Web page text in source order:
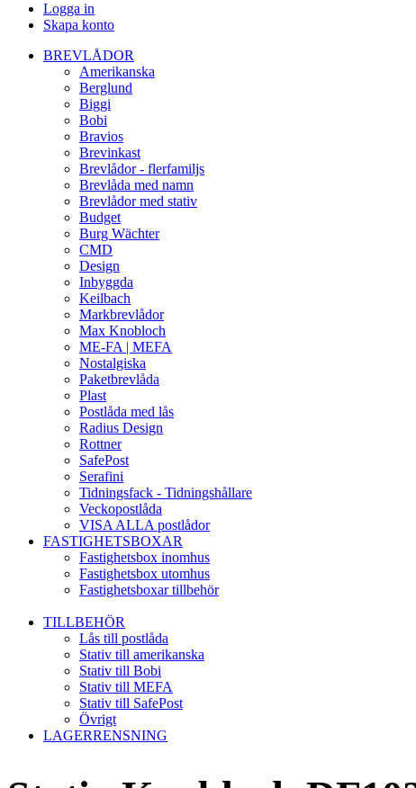
Logga in
Skapa konto
BREVLÅDOR
Amerikanska
Berglund
Biggi
Bobi
Bravios
Brevinkast
Brevlådor - flerfamiljs
Brevlåda med namn
Brevlådor med stativ
Budget
Burg Wächter
CMD
Design
Inbyggda
Keilbach
Markbrevlådor
Max Knobloch
ME-FA | MEFA
Nostalgiska
Paketbrevlåda
Plast
Postlåda med lås
Radius Design
Rottner
SafePost
Serafini
Tidningsfack - Tidningshållare
Veckopostlåda
VISA ALLA postlådor
FASTIGHETSBOXAR
Fastighetsbox inomhus
Fastighetsbox utomhus
Fastighetsboxar tillbehör
TILLBEHÖR
Lås till postlåda
Stativ till amerikanska
Stativ till Bobi
Stativ till MEFA
Stativ till SafePost
Övrigt
LAGERRENSNING